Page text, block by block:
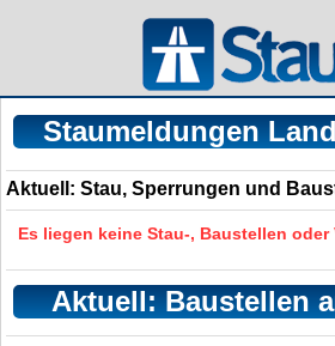
Staumeldungen
Aktuell: Stau, Sperrungen und
Es liegen keine Stau-, Baustellen oder
Aktuell: Baustellen